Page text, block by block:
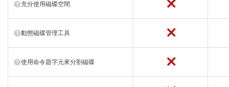
充分使用磁碟空間
動態磁碟管理工具
使用命令題字元來分割磁碟